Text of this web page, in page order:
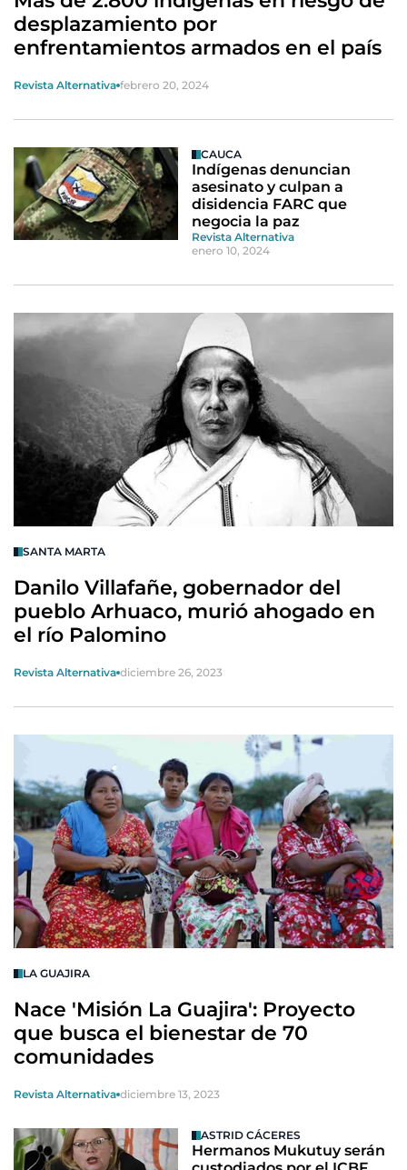
desplazamiento por
enfrentamientos armados en el país
Revista Alternativa febrero 20, 2024
CAUCA
Indígenas denuncian
asesinato y culpan a
disidencia FARC que
negocia la paz
Revista Alternativa
enero 10, 2024
SANTA MARTA
Danilo Villafañe, gobernador del
pueblo Arhuaco, murió ahogado en
el río Palomino
Revista Alternativa diciembre 26, 2023
LA GUAJIRA
Nace 'Misión La Guajira': Proyecto
que busca el bienestar de 70
comunidades
Revista Alternativa diciembre 13, 2023
ASTRID CÁCERES
Hermanos Mukutuy serán